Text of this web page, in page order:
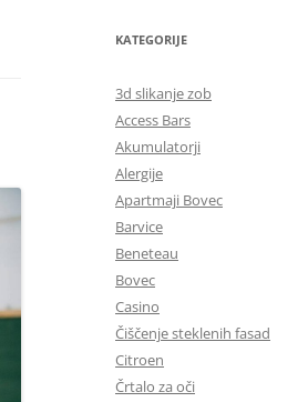
KATEGORIJE
3d slikanje zob
Access Bars
Akumulatorji
Alergije
Apartmaji Bovec
Barvice
Beneteau
Bovec
Casino
Čiščenje steklenih fasad
Citroen
Črtalo za oči